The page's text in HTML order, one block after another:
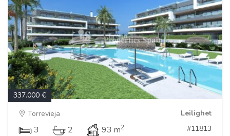
337.000 €
Torrevieja
Leilighet
3 2 93 m2 #11813